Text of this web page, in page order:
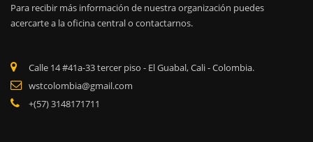
Para recibir más información de nuestra organización puedes
acercarte a la oficina central o contactarnos.
Calle 14 #41a-33 tercer piso - El Guabal, Cali - Colombia.
wstcolombia@gmail.com
+(57) 3148171711